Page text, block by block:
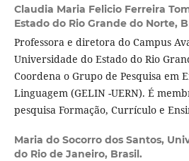
Claudia Maria Felicio Ferreira
Estado do Rio Grande do Norte,
Professora e diretora do Campus
Universidade do Estado do Rio
Coordena o Grupo de Pesquisa em
Linguagem (GELIN -UERN). É
pesquisa Formação, Currículo e
Maria do Socorro dos Santos,
do Rio de Janeiro, Brasil.